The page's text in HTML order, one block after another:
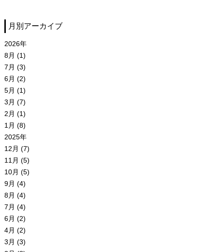
月別アーカイブ
2026年
8月 (1)
7月 (3)
6月 (2)
5月 (1)
3月 (7)
2月 (1)
1月 (8)
2025年
12月 (7)
11月 (5)
10月 (5)
9月 (4)
8月 (4)
7月 (4)
6月 (2)
4月 (2)
3月 (3)